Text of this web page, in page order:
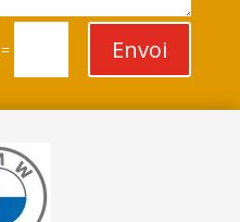
= Envoi